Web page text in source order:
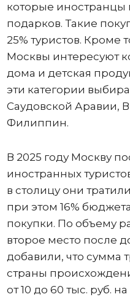
которые иностранцы
подарков. Такие
25% туристов. Кроме
Москвы интересуют
дома и детская
эти категории
Саудовской Аравии,
Филиппин.
В 2025 году Москву
иностранных
в столицу они
при этом 16%
покупки. По объему
второе место после
добавили, что сумма
страны
от 10 до 60 тыс. руб.